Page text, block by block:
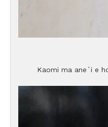
Kaomi ma aneʻi e